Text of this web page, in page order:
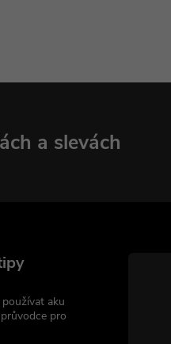
a slevách
aku
pro